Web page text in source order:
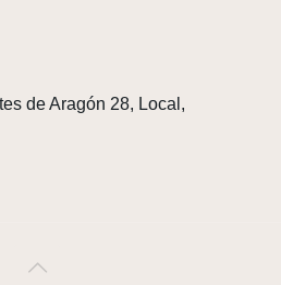
de Aragón 28, Local,